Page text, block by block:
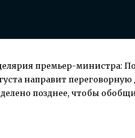
премьер-министра:
направит
позднее, чтобы